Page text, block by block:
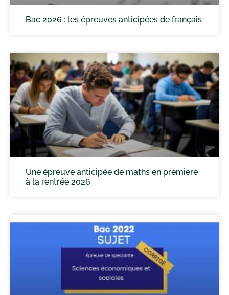
Bac 2026 : les épreuves anticipées de français
Une épreuve anticipée de maths en première
à la rentrée 2026